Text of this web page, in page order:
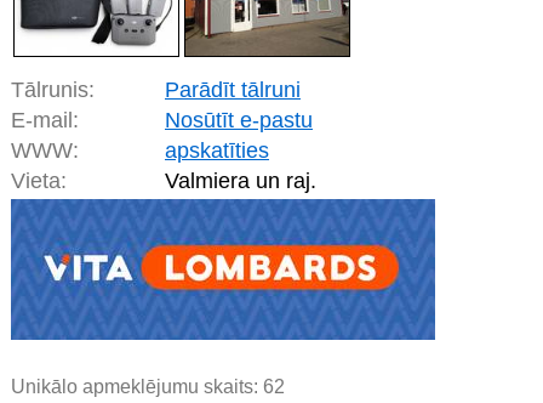
Tālrunis:
Parādīt tālruni
E-mail:
Nosūtīt e-pastu
WWW:
apskatīties
Vieta:
Valmiera un raj.
Unikālo apmeklējumu skaits: 62